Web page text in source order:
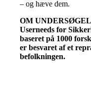
– og hæve dem.
OM
Userneeds for
baseret på 1000
er besvaret af et
befolkningen.